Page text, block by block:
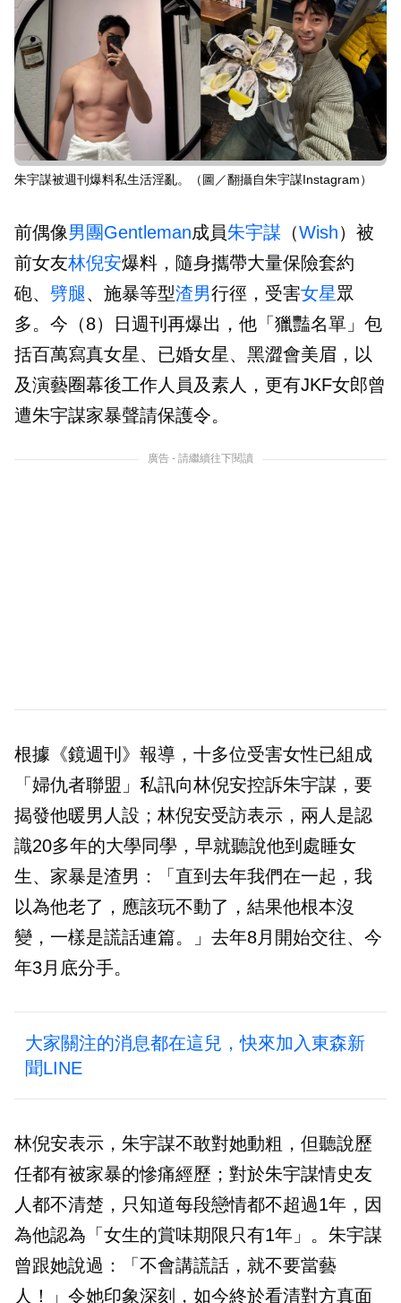
朱宇謀被週刊爆料私生活淫亂。（圖／翻攝自朱宇謀Instagram）
前偶像男團Gentleman成員朱宇謀 （Wish）被
前女友林倪安爆料，隨身攜帶大量保險套約
砲、 劈腿、施暴等型渣男行徑，受害女星眾
多。今（8）日週刊再爆出，他「獵豔名單」包
括百萬寫真女星、已婚女星、黑澀會美眉，以
及演藝圈幕後工作人員及素人，更有JKF女郎曾
遭朱宇謀家暴聲請保護令。
廣告 - 請繼續往下閱讀
根據《鏡週刊》報導，十多位受害女性已組成
「婦仇者聯盟」私訊向林倪安控訴朱宇謀，要
揭發他暖男人設；林倪安受訪表示，兩人是認
識20多年的大學同學，早就聽說他到處睡女
生、家暴是渣男：「直到去年我們在一起，我
以為他老了，應該玩不動了，結果他根本沒
變，一樣是謊話連篇。」去年8月開始交往、今
年3月底分手。
大家關注的消息都在這兒，快來加入東森新
聞LINE
林倪安表示，朱宇謀不敢對她動粗，但聽說歷
任都有被家暴的慘痛經歷；對於朱宇謀情史友
人都不清楚，只知道每段戀情都不超過1年，因
為他認為「女生的賞味期限只有1年」。朱宇謀
曾跟她說過：「不會講謊話，就不要當藝
人！」令她印象深刻，如今終於看清對方真面